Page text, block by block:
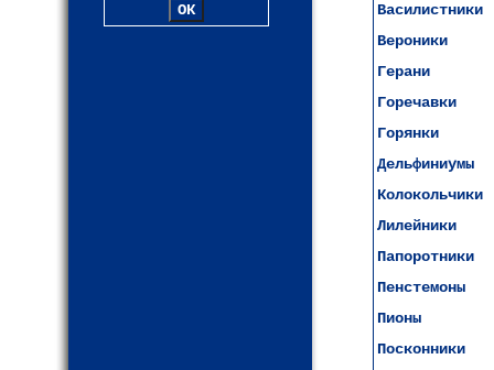
Василистники
Вероники
Герани
Горечавки
Горянки
Дельфиниумы
Колокольчики
Лилейники
Папоротники
Пенстемоны
Пионы
Посконники